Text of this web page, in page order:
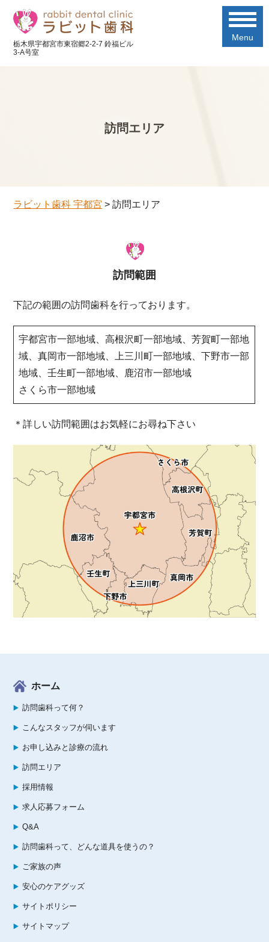
Menu
栃木県宇都宮市東宿郷2-2-7 鈴福ビル
3-A号室
訪問エリア
ラビット歯科 宇都宮 >訪問エリア
訪問範囲
下記の範囲の訪問歯科を行っております。
宇都宮市一部地域、高根沢町一部地域、芳賀町一部地
域、真岡市一部地域、上三川町一部地域、下野市一部
地域、壬生町一部地域、鹿沼市一部地域
さくら市一部地域
＊詳しい訪問範囲はお気軽にお尋ね下さい
ホーム
訪問歯科って何？
こんなスタッフが伺います
お申し込みと診療の流れ
訪問エリア
採用情報
求人応募フォーム
Q&A
訪問歯科って、どんな道具を使うの？
ご家族の声
安心のケアグッズ
サイトポリシー
サイトマップ